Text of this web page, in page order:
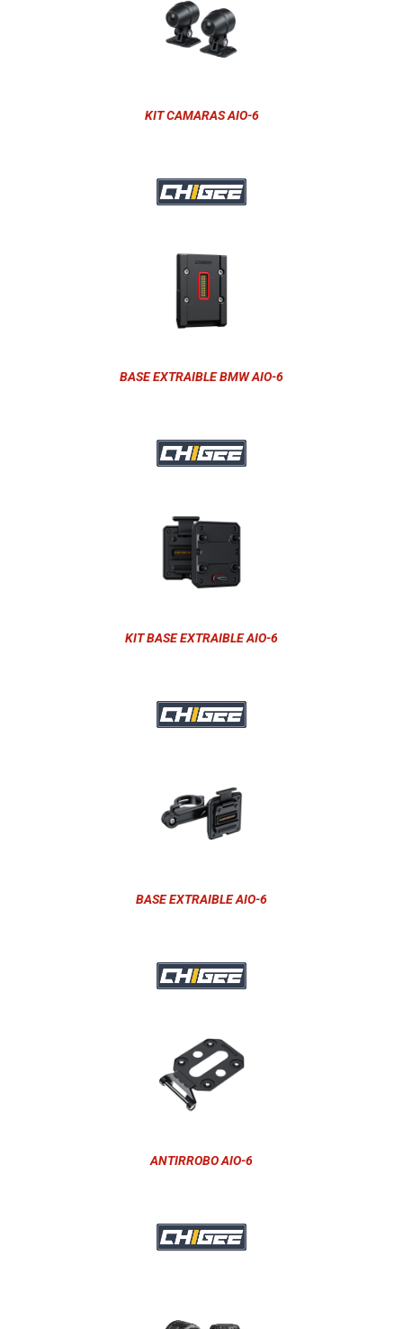
KIT CAMARAS AIO-6
BASE EXTRAIBLE BMW AIO-6
KIT BASE EXTRAIBLE AIO-6
BASE EXTRAIBLE AIO-6
ANTIRROBO AIO-6